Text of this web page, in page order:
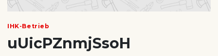
IHK-Betrieb
uUicPZnmjSsoH